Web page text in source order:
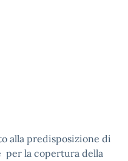
alla predisposizione di
per la copertura della